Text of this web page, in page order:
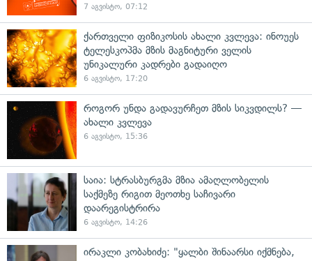
7 აგვისტო, 07:12
ქართველი ფიზიკოსის ახალი კვლევა: ინოუეს
ტელესკოპმა მზის მაგნიტური ველის
უნიკალური კადრები გადაიღო
6 აგვისტო, 17:20
როგორ უნდა გადავურჩეთ მზის სიკვდილს? —
ახალი კვლევა
6 აგვისტო, 15:36
საია: სტრასბურგმა მზია ამაღლობელის
საქმეზე რიგით მეოთხე საჩივარი
დაარეგისტრირა
6 აგვისტო, 14:26
ირაკლი კობახიძე: "ყალბი შინაარსი იქმნება,